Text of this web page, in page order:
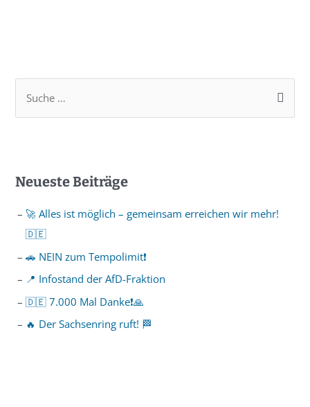
Neueste Beiträge
🚀 Alles ist möglich – gemeinsam erreichen wir mehr!
🇩🇪
🚗 NEIN zum Tempolimit❗️
📍 Infostand der AfD-Fraktion
🇩🇪 7.000 Mal Danke❗️🙏
🔥 Der Sachsenring ruft! 🏁